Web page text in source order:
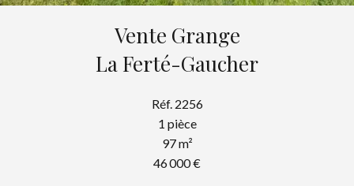
Vente Grange
La Ferté-Gaucher
Réf. 2256
1 pièce
97 m²
46 000 €